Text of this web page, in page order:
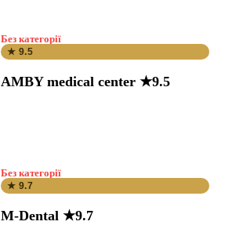
Без категорії
★ 9.5
AMBY medical center ★9.5
Без категорії
★ 9.7
M-Dental ★9.7